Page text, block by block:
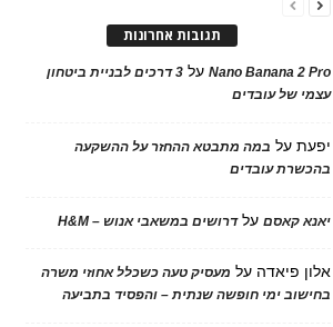
תגובות אחרונות
Nano Banana 2 Proעל 3 דרכים לבניית ביטחון
עצמי של עובדים
יפעתעל במה מתבטא ההחזר על ההשקעה
בהכשרת עובדים
יאנא קאסםעלדרושים במשאבי אנוש – H&M
אלון פיאדה על מעסיק טעה כשכלל אחוזי משרה
בחישוב ימי חופשה שנתית – והפסיד בתביעה